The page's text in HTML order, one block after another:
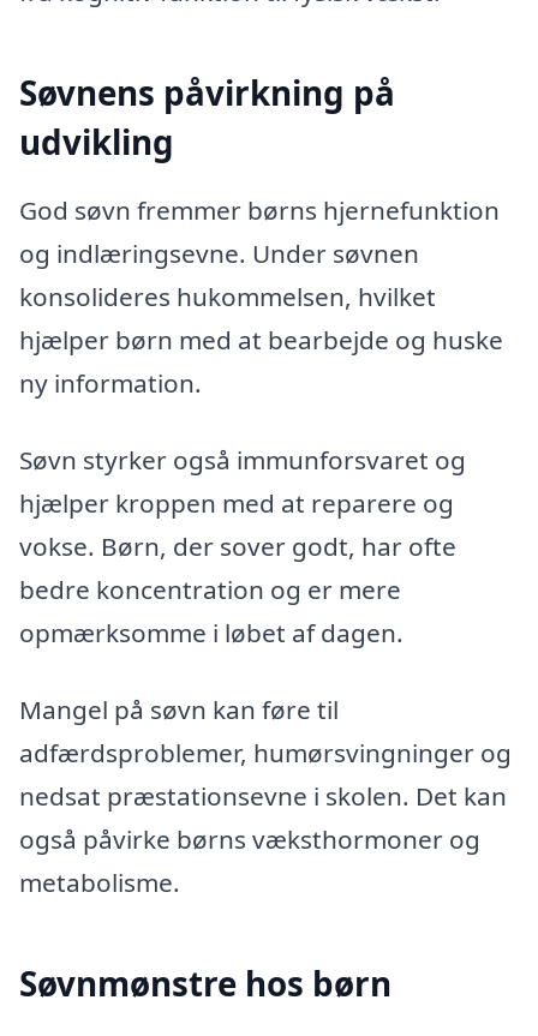
Søvnens påvirkning på
udvikling
God søvn fremmer børns hjernefunktion
og indlæringsevne. Under søvnen
konsolideres hukommelsen, hvilket
hjælper børn med at bearbejde og huske
ny information.
Søvn styrker også immunforsvaret og
hjælper kroppen med at reparere og
vokse. Børn, der sover godt, har ofte
bedre koncentration og er mere
opmærksomme i løbet af dagen.
Mangel på søvn kan føre til
adfærdsproblemer, humørsvingninger og
nedsat præstationsevne i skolen. Det kan
også påvirke børns væksthormoner og
metabolisme.
Søvnmønstre hos børn